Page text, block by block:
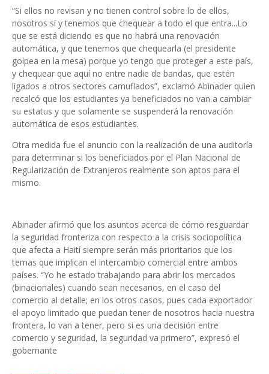
“Si ellos no revisan y no tienen control sobre lo de ellos,
nosotros sí y tenemos que chequear a todo el que entra...Lo
que se está diciendo es que no habrá una renovación
automática, y que tenemos que chequearla (el presidente
golpea en la mesa) porque yo tengo que proteger a este país,
y chequear que aquí no entre nadie de bandas, que estén
ligados a otros sectores camuflados”, exclamó Abinader quien
recalcó que los estudiantes ya beneficiados no van a cambiar
su estatus y que solamente se suspenderá la renovación
automática de esos estudiantes.
Otra medida fue el anuncio con la realización de una auditoría
para determinar si los beneficiados por el Plan Nacional de
Regularización de Extranjeros realmente son aptos para el
mismo.
Abinader afirmó que los asuntos acerca de cómo resguardar
la seguridad fronteriza con respecto a la crisis sociopolítica
que afecta a Haití siempre serán más prioritarios que los
temas que implican el intercambio comercial entre ambos
países. “Yo he estado trabajando para abrir los mercados
(binacionales) cuando sean necesarios, en el caso del
comercio al detalle; en los otros casos, pues cada exportador
el apoyo limitado que puedan tener de nosotros hacia nuestra
frontera, lo van a tener, pero si es una decisión entre
comercio y seguridad, la seguridad va primero”, expresó el
gobernante